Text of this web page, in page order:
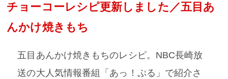
チョーコーレシピ更新しました／五目あ
んかけ焼きもち
五目あんかけ焼きもちのレシピ。NBC長崎放
送の大人気情報番組「あっ！ぷる」で紹介さ